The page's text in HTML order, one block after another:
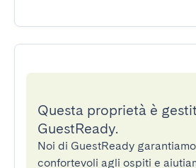
Questa proprietà è
GuestReady.
Noi di GuestReady
confortevoli agli ospiti e